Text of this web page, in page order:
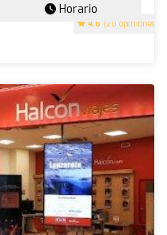
4.6 (20 opiniones)
Horario